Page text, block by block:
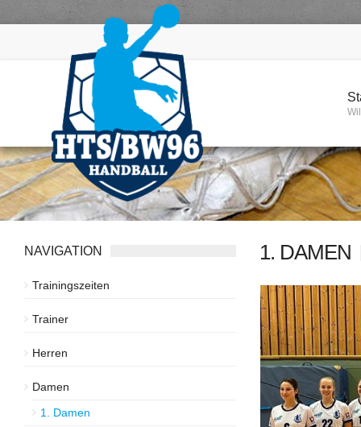
NAVIGATION
Trainingszeiten
Trainer
Herren
Damen
1. Damen
1. DAMEN